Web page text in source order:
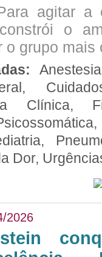
agitar a
o
o grupo mais
Clínica,
Dor,
2026